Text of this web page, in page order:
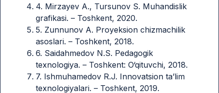
4. Mirzayev A., Tursunov S. Muhandislik
grafikasi. – Toshkent, 2020.
5. Zunnunov A. Proyeksion chizmachilik
asoslari. – Toshkent, 2018.
6. Saidahmedov N.S. Pedagogik
texnologiya. – Toshkent: O‘qituvchi, 2018.
7. Ishmuhamedov R.J. Innovatsion ta’lim
texnologiyalari. – Toshkent, 2019.